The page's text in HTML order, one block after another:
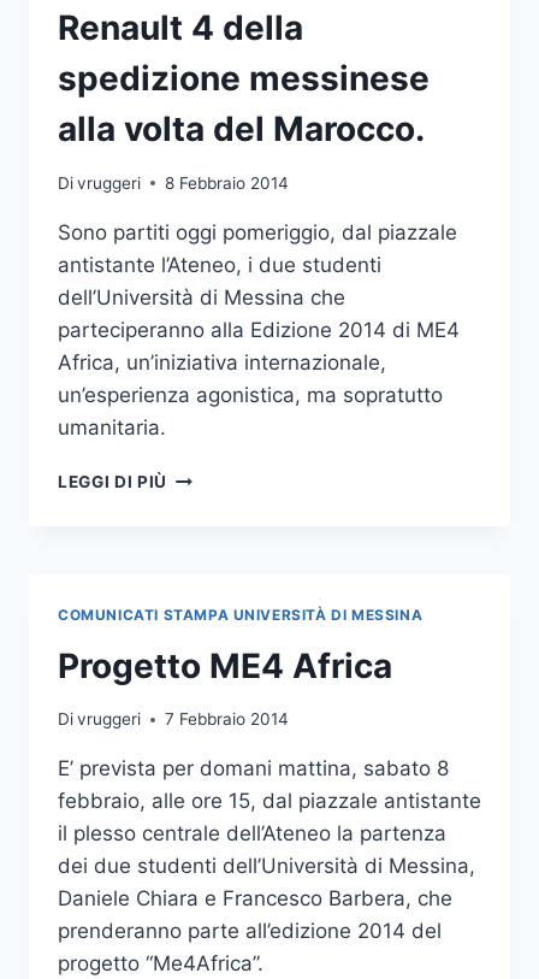
Renault 4 della
spedizione messinese
alla volta del Marocco.
Divruggeri 8 Febbraio 2014
Sono partiti oggi pomeriggio, dal piazzale
antistante l’Ateneo, i due studenti
dell’Università di Messina che
parteciperanno alla Edizione 2014 di ME4
Africa, un’iniziativa internazionale,
un’esperienza agonistica, ma sopratutto
umanitaria.
LEGGI DI PIÙ ME4AFRICA:
MESSINESE
ALLA
DEL
COMUNICATI STAMPA UNIVERSITÀ DI MESSINA
Progetto ME4 Africa
Divruggeri 7 Febbraio 2014
E’ prevista per domani mattina, sabato 8
febbraio, alle ore 15, dal piazzale antistante
il plesso centrale dell’Ateneo la partenza
dei due studenti dell’Università di Messina,
Daniele Chiara e Francesco Barbera, che
prenderanno parte all’edizione 2014 del
progetto “Me4Africa”.